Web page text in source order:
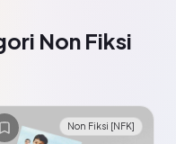
Non Fiksi
Non Fiksi [NFK]